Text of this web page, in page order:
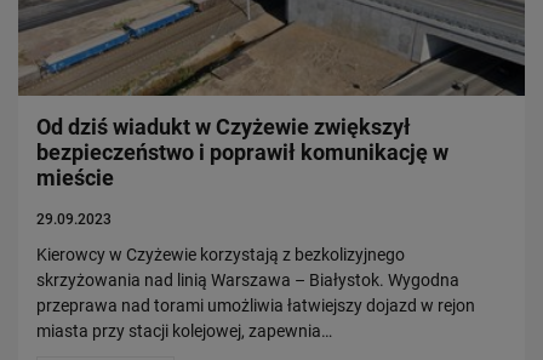
Od dziś wiadukt w Czyżewie zwiększył
bezpieczeństwo i poprawił komunikację w
mieście
29.09.2023
Kierowcy w Czyżewie korzystają z bezkolizyjnego
skrzyżowania nad linią Warszawa – Białystok. Wygodna
przeprawa nad torami umożliwia łatwiejszy dojazd w rejon
miasta przy stacji kolejowej, zapewnia…